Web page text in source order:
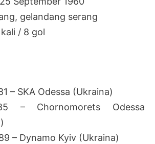
gelandang serang
/ 8 gol
– SKA Odessa (Ukraina)
– Chornomorets Odessa
– Dynamo Kyiv (Ukraina)